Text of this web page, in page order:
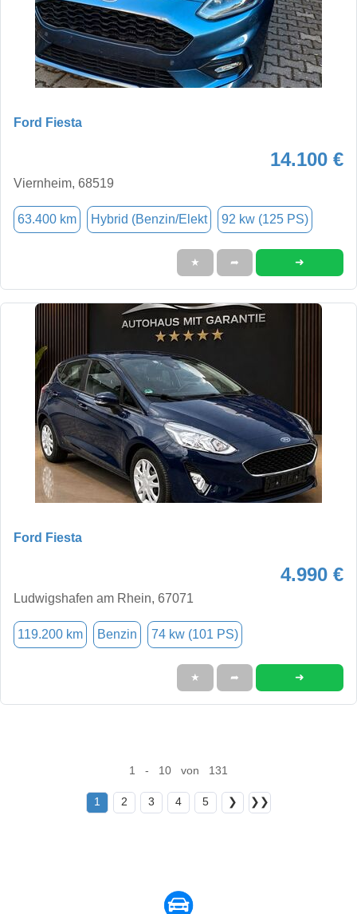
Ford Fiesta
14.100 €
Viernheim, 68519
63.400 km Hybrid (Benzin/Elekt 92 kw (125 PS)
★ ➦ ➜
Ford Fiesta
4.990 €
Ludwigshafen am Rhein, 67071
119.200 km Benzin 74 kw (101 PS)
★ ➦ ➜
1 - 10 von 131
1 2 3 4 5 ❯ ❯❯